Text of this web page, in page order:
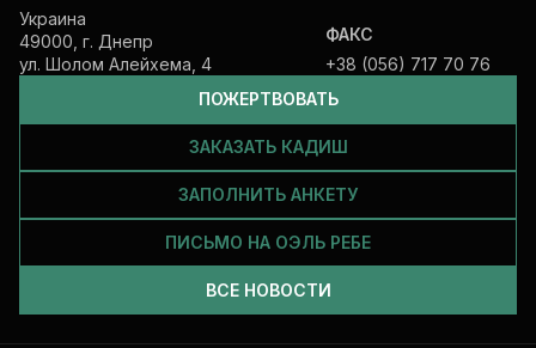
ПОЖЕРТВОВАТЬ
ЗАКАЗАТЬ КАДИШ
ЗАПОЛНИТЬ АНКЕТУ
ПИСЬМО НА ОЭЛЬ РЕБЕ
ВСЕ НОВОСТИ
Украина
49000, г. Днепр
ул. Шолом Алейхема, 4
ФАКС
+38 (056) 717 70 76